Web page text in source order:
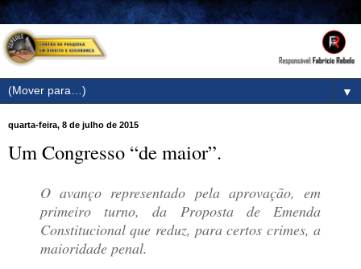
▼
quarta-feira, 8 de julho de 2015
Um Congresso “de maior”.
O avanço representado pela aprovação, em
primeiro turno, da Proposta de Emenda
Constitucional que reduz, para certos crimes, a
maioridade penal.